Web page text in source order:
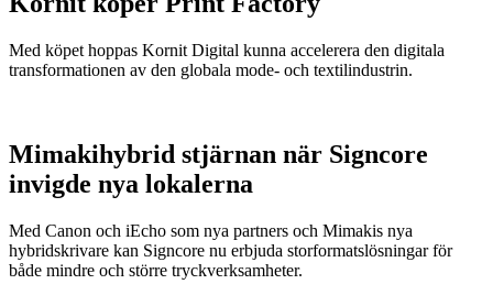
Med köpet hoppas Kornit Digital kunna accelerera den digitala
transformationen av den globala mode- och textilindustrin.
Mimakihybrid stjärnan när Signcore
invigde nya lokalerna
Med Canon och iEcho som nya partners och Mimakis nya
hybridskrivare kan Signcore nu erbjuda storformatslösningar för
både mindre och större tryckverksamheter.